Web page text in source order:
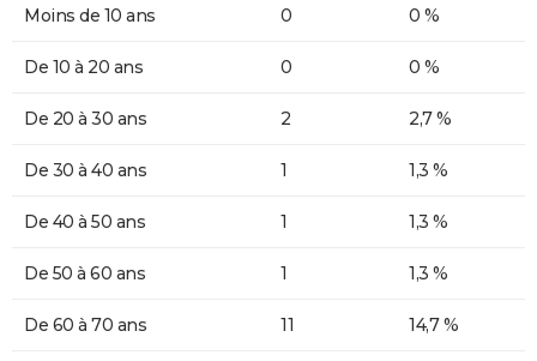
Moins de 10 ans 0 0 %
De 10 à 20 ans 0 0 %
De 20 à 30 ans 2 2,7 %
De 30 à 40 ans 1 1,3 %
De 40 à 50 ans 1 1,3 %
De 50 à 60 ans 1 1,3 %
De 60 à 70 ans 11 14,7 %